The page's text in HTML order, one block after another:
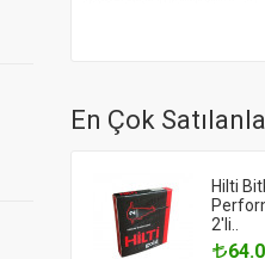
En Çok
Hilti
2'li..